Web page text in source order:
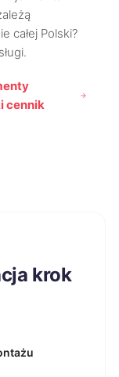
całej Polski?
cennik
krok